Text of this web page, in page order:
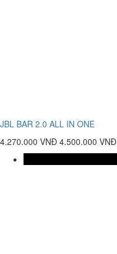
JBL BAR 2.0 ALL IN ONE
4.270.000 VNĐ 4.500.000 VNĐ